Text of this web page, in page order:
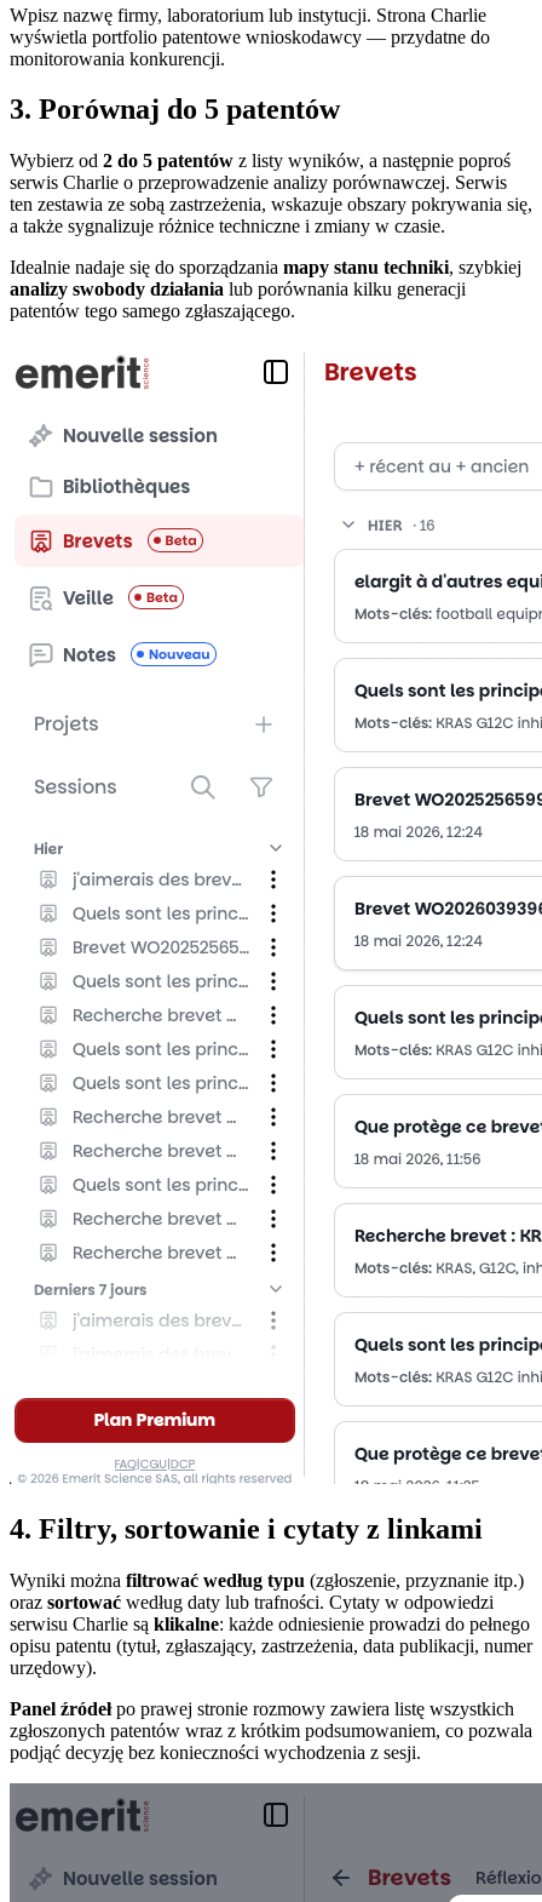
Wpisz nazwę firmy, laboratorium lub instytucji. Strona Charlie
wyświetla portfolio patentowe wnioskodawcy — przydatne do
monitorowania konkurencji.
3. Porównaj do 5 patentów
Wybierz od 2 do 5 patentów z listy wyników, a następnie poproś
serwis Charlie o przeprowadzenie analizy porównawczej. Serwis
ten zestawia ze sobą zastrzeżenia, wskazuje obszary pokrywania się,
a także sygnalizuje różnice techniczne i zmiany w czasie.
Idealnie nadaje się do sporządzania mapy stanu techniki, szybkiej
analizy swobody działania lub porównania kilku generacji
patentów tego samego zgłaszającego.
4. Filtry, sortowanie i cytaty z linkami
Wyniki można filtrować według typu (zgłoszenie, przyznanie itp.)
oraz sortować według daty lub trafności. Cytaty w odpowiedzi
serwisu Charlie są klikalne: każde odniesienie prowadzi do pełnego
opisu patentu (tytuł, zgłaszający, zastrzeżenia, data publikacji, numer
urzędowy).
Panel źródełpo prawej stronie rozmowy zawiera listę wszystkich
zgłoszonych patentów wraz z krótkim podsumowaniem, co pozwala
podjąć decyzję bez konieczności wychodzenia z sesji.